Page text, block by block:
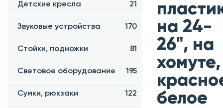
Детские кресла 21
Звуковые устройства 170
Стойки, подножки 81
Световое оборудование 195
Сумки, рюкзаки 122
на 24-
26", на
хомуте,
белое